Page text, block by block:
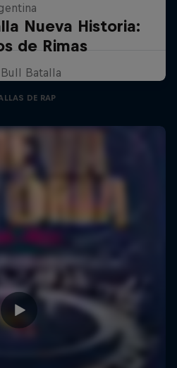
Nueva Historia:
de Rimas
Batalla
DE RAP